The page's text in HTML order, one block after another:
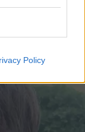
Policy